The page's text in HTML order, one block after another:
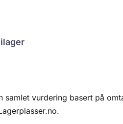
samlet vurdering basert på